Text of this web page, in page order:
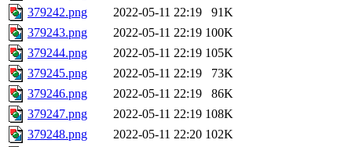
379242.png
2022-05-11 22:19
91K
379243.png
2022-05-11 22:19 100K
379244.png
2022-05-11 22:19 105K
379245.png
2022-05-11 22:19
73K
379246.png
2022-05-11 22:19
86K
379247.png
2022-05-11 22:19 108K
379248.png
2022-05-11 22:20 102K